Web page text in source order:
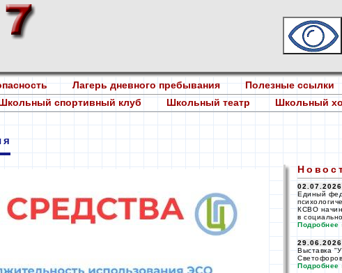
Лагерь дневного пребывания
Полезные ссылки
спортивный клуб Школьный театр
Школьный
02.07.2026
Единый
КСВО
в
Подробнее
29.06.2026
Выставка
Подробнее